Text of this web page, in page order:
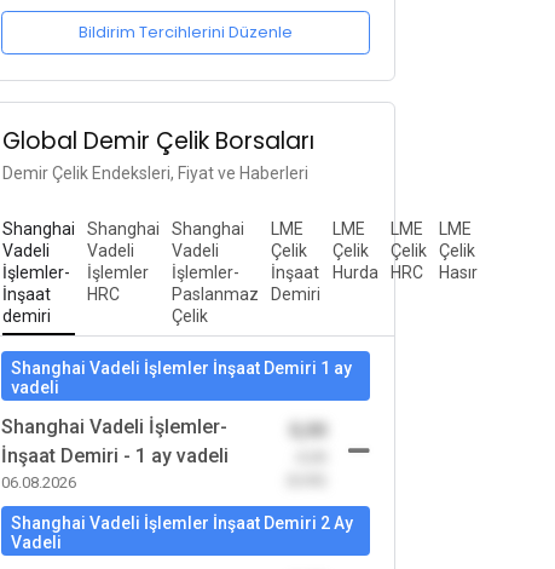
Bildirim Tercihlerini Düzenle
Global Demir Çelik Borsaları
Demir Çelik Endeksleri, Fiyat ve Haberleri
Shanghai
Vadeli
İşlemler-
İnşaat
demiri
Shanghai
Vadeli
İşlemler
HRC
Shanghai
Vadeli
İşlemler-
Paslanmaz
Çelik
LME
Çelik
İnşaat
Demiri
LME
Çelik
Hurda
LME
Çelik
HRC
LME
Çelik
Hasır
Shanghai Vadeli İşlemler İnşaat Demiri 1 ay
vadeli
Shanghai Vadeli İşlemler-
İnşaat Demiri - 1 ay vadeli
06.08.2026
0,00
Shanghai Vadeli İşlemler İnşaat Demiri 2 Ay
Vadeli